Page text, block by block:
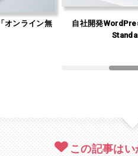
オンライン無
自社開発
この記事はい